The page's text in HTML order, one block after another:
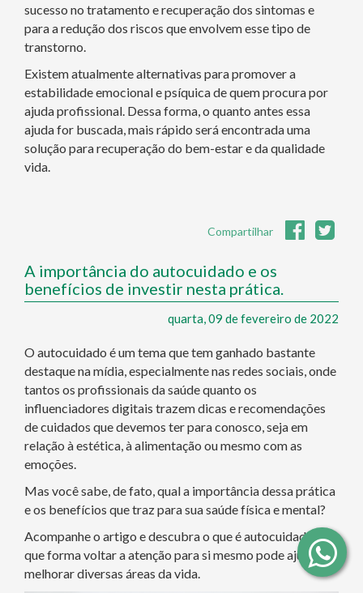
sucesso no tratamento e recuperação dos sintomas e
para a redução dos riscos que envolvem esse tipo de
transtorno.
Existem atualmente alternativas para promover a
estabilidade emocional e psíquica de quem procura por
ajuda profissional. Dessa forma, o quanto antes essa
ajuda for buscada, mais rápido será encontrada uma
solução para recuperação do bem-estar e da qualidade
vida.
Compartilhar
A importância do autocuidado e os
benefícios de investir nesta prática.
quarta, 09 de fevereiro de 2022
O autocuidado é um tema que tem ganhado bastante
destaque na mídia, especialmente nas redes sociais, onde
tantos os profissionais da saúde quanto os
influenciadores digitais trazem dicas e recomendações
de cuidados que devemos ter para conosco, seja em
relação à estética, à alimentação ou mesmo com as
emoções.
Mas você sabe, de fato, qual a importância dessa prática
e os benefícios que traz para sua saúde física e mental?
Acompanhe o artigo e descubra o que é autocuidado e de
que forma voltar a atenção para si mesmo pode ajudar a
melhorar diversas áreas da vida.